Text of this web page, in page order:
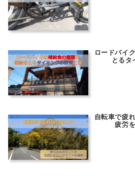
ロードバイ
とるタ
自転車で疲
疲労